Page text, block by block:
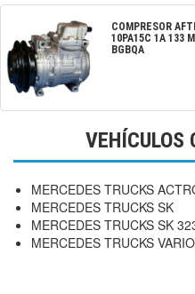
COMPRESOR
10PA15C 1A 133
BGBQA
VEHÍCULOS
MERCEDES TRUCKS
MERCEDES TRUCKS SK
MERCEDES TRUCKS SK
MERCEDES TRUCKS